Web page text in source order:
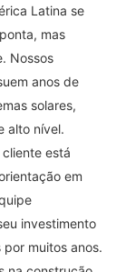
Latina se
mas
Nossos
anos de
solares,
alto nível.
está
em
investimento
muitos anos.